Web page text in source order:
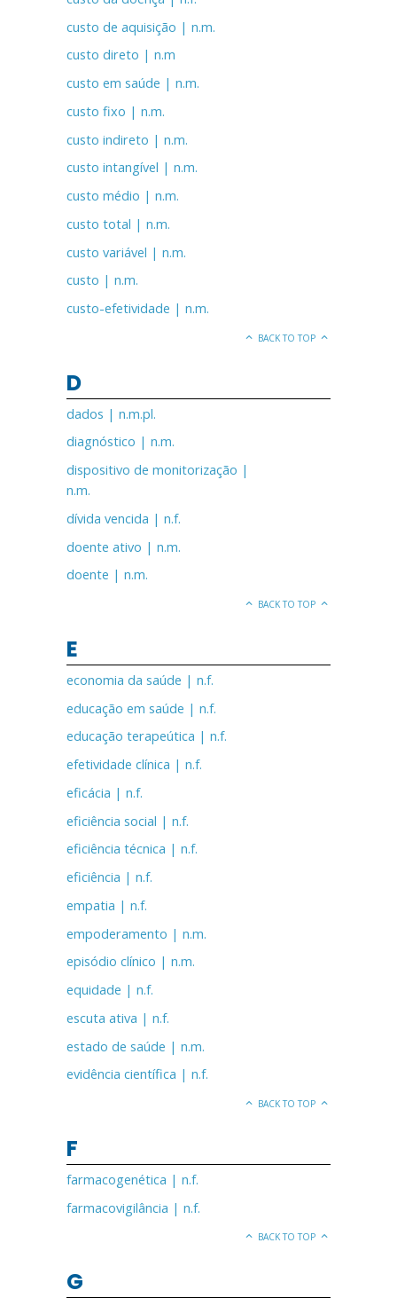
custo de aquisição | n.m.
custo direto | n.m
custo em saúde | n.m.
custo fixo | n.m.
custo indireto | n.m.
custo intangível | n.m.
custo médio | n.m.
custo total | n.m.
custo variável | n.m.
custo | n.m.
custo-efetividade | n.m.
BACK TO TOP
D
dados | n.m.pl.
diagnóstico | n.m.
dispositivo de monitorização |
n.m.
dívida vencida | n.f.
doente ativo | n.m.
doente | n.m.
BACK TO TOP
E
economia da saúde | n.f.
educação em saúde | n.f.
educação terapeútica | n.f.
efetividade clínica | n.f.
eficácia | n.f.
eficiência social | n.f.
eficiência técnica | n.f.
eficiência | n.f.
empatia | n.f.
empoderamento | n.m.
episódio clínico | n.m.
equidade | n.f.
escuta ativa | n.f.
estado de saúde | n.m.
evidência científica | n.f.
BACK TO TOP
F
farmacogenética | n.f.
farmacovigilância | n.f.
BACK TO TOP
G